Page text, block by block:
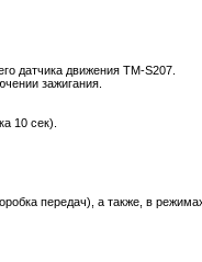
датчика движения TM-S207.
зажигания.
10 сек).
передач), а также, в